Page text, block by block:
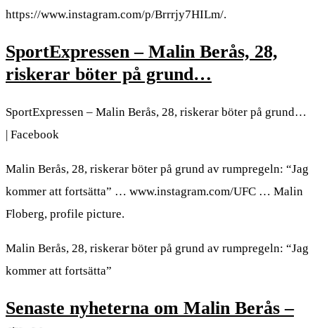
https://www.instagram.com/p/Brrrjy7HILm/.
SportExpressen – Malin Berås, 28,
riskerar böter på grund…
SportExpressen – Malin Berås, 28, riskerar böter på grund…
| Facebook
Malin Berås, 28, riskerar böter på grund av rumpregeln: “Jag
kommer att fortsätta” … www.instagram.com/UFC … Malin
Floberg, profile picture.
Malin Berås, 28, riskerar böter på grund av rumpregeln: “Jag
kommer att fortsätta”
Senaste nyheterna om Malin Berås –